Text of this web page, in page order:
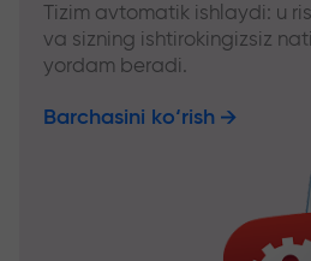
Tizim avtomatik ishlaydi: u
va sizning ishtirokingizsiz
yordam beradi.
Barchasini ko‘rish